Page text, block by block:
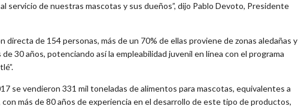
servicio de nuestras mascotas y sus dueños”, dijo Pablo Devoto, Presidente
de 154 personas, más de un 70% de ellas proviene de zonas aledañas y
30 años, potenciando así la empleabilidad juvenil en línea con el programa
se vendieron 331 mil toneladas de alimentos para mascotas, equivalentes a
más de 80 años de experiencia en el desarrollo de este tipo de productos,